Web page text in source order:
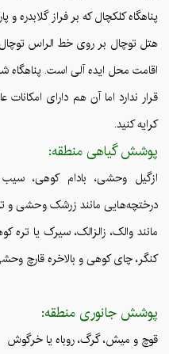
پناهگاه کلکچال که بر فراز گلابدره و
هتل توچال بر روی خط الراس
اقامت محل ایده آلی است. پناهگاه
قرار ندارد اما آن هم دارای
کرایه کنید.
پوشش گیاهی منطقه:
ازگیل وحشی، بادام کوهی، سیب
درختچه‌هایی مانند زرشک وحشی و
مانند والک، زالزالک، سیرک یا تره
کنگر، چای کوهی و بالاخره قارچ
پوشش جانوری منطقه:
قوچ و میش، گرگ، روباه ‌یا خرگوش